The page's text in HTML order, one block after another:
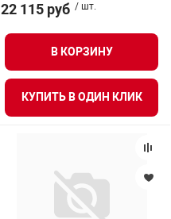
22 115 руб / шт.
В КОРЗИНУ
КУПИТЬ В ОДИН КЛИК